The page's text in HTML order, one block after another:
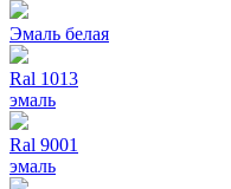
Эмаль белая
Ral 1013
эмаль
Ral 9001
эмаль